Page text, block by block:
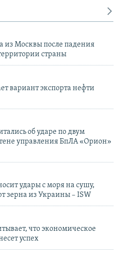
из Москвы после падения
страны
вариант экспорта нефти
об ударе по двум
управления БпЛА «Орион»
удары с моря на сушу,
зерна из Украины – ISW
что экономическое
успех